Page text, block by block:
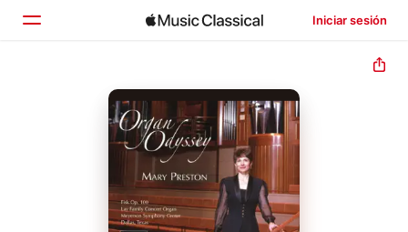
Iniciar sesión
Explorar